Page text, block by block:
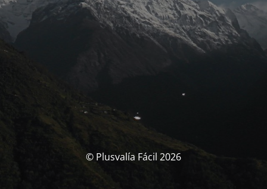
© Plusvalía Fácil 2026